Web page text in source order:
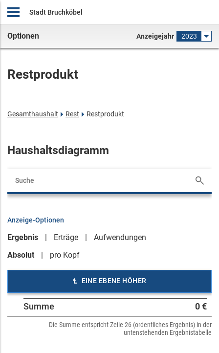
Stadt Bruchköbel
Optionen Anzeigejahr 2023
Restprodukt
Gesamthaushalt Rest Restprodukt
Haushaltsdiagramm
Anzeige-Optionen
Ergebnis Erträge
Aufwendungen
Absolut
pro Kopf
EINE EBENE HÖHER
Summe 0 €
Die Summe entspricht Zeile 26 (ordentliches Ergebnis) in der
untenstehenden Ergebnistabelle